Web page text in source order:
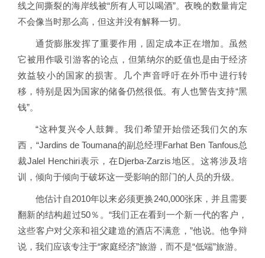
线之间撕裂的海岸线被“所有人可以喝酒”。夜晚的数量肯定
不会像当时那么高，但这并没有解释一切。
通货膨胀发挥了重要作用，固定成本正在增加。虽然
它被用作吸引游客的论点，但第纳尔的贬值也是由于经济
效益较小的国家的损害。几个声音呼吁在外币中进行转
移，特别是因为国家的储备仍然很低。有人也警告支持“黑
钱”。
“这种复兴令人鼓舞。我们希望开始偿还我们欠的东
西，“Jardins de Toumana的副总经理Farhat Ben Tanfous总
裁Jalel Henchiri表示，在Djerba-Zarzis地区。这将涉及培
训，倾向于倾向于破坏这一受影响的部门的人员的升级。
他估计自2010年以来必须更换240,000张床，并且需要
翻新的结构超过50％。“我们正在看到一个新一代的客户，
这些客户对父亲和祖父建造的酒店不满意，”他说。他争辩
说，我们应该专注于“家庭经济”旅游，而不是“低端”旅游。